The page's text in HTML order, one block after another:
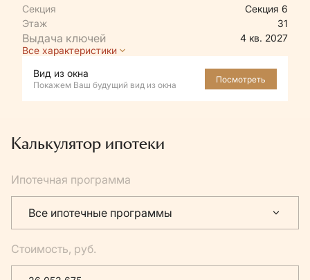
Секция
Секция 6
Этаж
31
4 кв. 2027
Все характеристики
Вид из окна
Покажем Ваш будущий вид из окна
Посмотреть
Калькулятор ипотеки
Ипотечная программа
Все ипотечные программы
Стоимость, руб.